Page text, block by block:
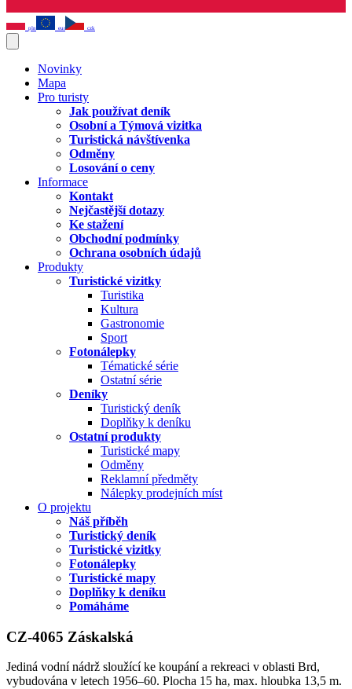
pln eur czk
Novinky
Mapa
Pro turisty
Jak používat deník
Osobní a Týmová vizitka
Turistická návštívenka
Odměny
Losování o ceny
Informace
Kontakt
Nejčastější dotazy
Ke stažení
Obchodní podmínky
Ochrana osobních údajů
Produkty
Turistické vizitky
Turistika
Kultura
Gastronomie
Sport
Fotonálepky
Tématické série
Ostatní série
Deníky
Turistický deník
Doplňky k deníku
Ostatní produkty
Turistické mapy
Odměny
Reklamní předměty
Nálepky prodejních míst
O projektu
Náš příběh
Turistický deník
Turistické vizitky
Fotonálepky
Turistické mapy
Doplňky k deníku
Pomáháme
CZ-4065 Záskalská
Jediná vodní nádrž sloužící ke koupání a rekreaci v oblasti Brd,
vybudována v letech 1956–60. Plocha 15 ha, max. hloubka 13,5 m.